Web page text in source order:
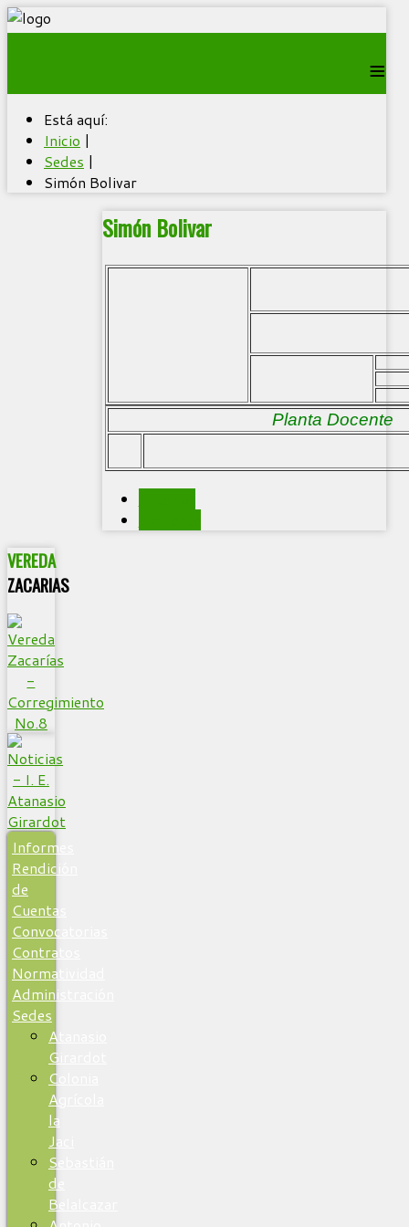
≡
Está aquí:
Inicio |
Sedes |
Simón Bolivar
Simón Bolivar
Planta Docente
VEREDA
ZACARIAS
Informes
Rendición
de
Cuentas
Convocatorias
Contratos
Normatividad
Administración
Sedes
Atanasio
Girardot
Colonia
Agrícola
la
Jaci
Sebastián
de
Belalcazar